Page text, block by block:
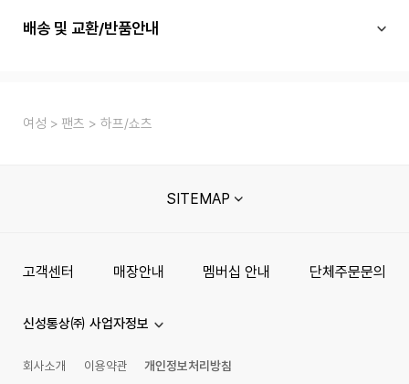
배송 및 교환/반품안내
여성 팬츠 하프/쇼츠
SITEMAP
고객센터 매장안내 멤버십 안내 단체주문문의
신성통상㈜ 사업자정보
회사소개 이용약관
개인정보처리방침